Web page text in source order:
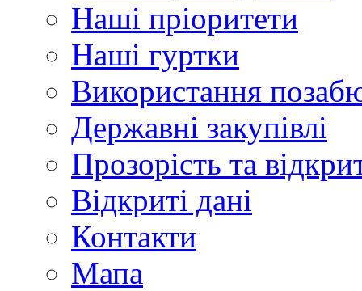
Наші пріоритети
Наші гуртки
Використання
Державні закупівлі
Прозорість та
Відкриті дані
Контакти
Мапа